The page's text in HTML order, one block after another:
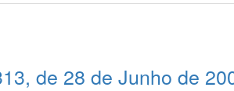
de 28 de Junho de